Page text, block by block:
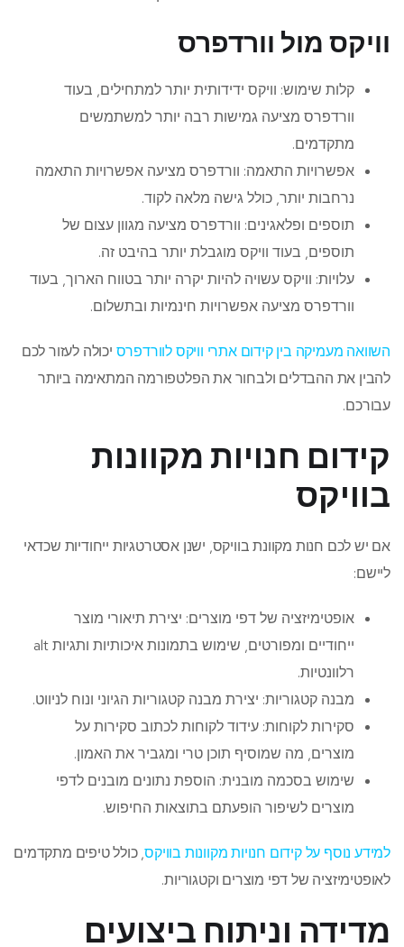
וויקס מול וורדפרס
קלות שימוש: וויקס ידידותית יותר למתחילים, בעוד
וורדפרס מציעה גמישות רבה יותר למשתמשים
מתקדמים.
אפשרויות התאמה: וורדפרס מציעה אפשרויות התאמה
נרחבות יותר, כולל גישה מלאה לקוד.
תוספים ופלאגינים: וורדפרס מציעה מגוון עצום של
תוספים, בעוד וויקס מוגבלת יותר בהיבט זה.
עלויות: וויקס עשויה להיות יקרה יותר בטווח הארוך, בעוד
וורדפרס מציעה אפשרויות חינמיות ובתשלום.
השוואה מעמיקה בין קידום אתרי וויקס לוורדפרס יכולה לעזור לכם
להבין את ההבדלים ולבחור את הפלטפורמה המתאימה ביותר
עבורכם.
קידום חנויות מקוונות
בוויקס
אם יש לכם חנות מקוונת בוויקס, ישנן אסטרטגיות ייחודיות שכדאי
ליישם:
אופטימיזציה של דפי מוצרים: יצירת תיאורי מוצר
ייחודיים ומפורטים, שימוש בתמונות איכותיות ותגיות alt
רלוונטיות.
מבנה קטגוריות: יצירת מבנה קטגוריות הגיוני ונוח לניווט.
סקירות לקוחות: עידוד לקוחות לכתוב סקירות על
מוצרים, מה שמוסיף תוכן טרי ומגביר את האמון.
שימוש בסכמה מובנית: הוספת נתונים מובנים לדפי
מוצרים לשיפור הופעתם בתוצאות החיפוש.
למידע נוסף על קידום חנויות מקוונות בוויקס, כולל טיפים מתקדמים
לאופטימיזציה של דפי מוצרים וקטגוריות.
מדידה וניתוח ביצועים